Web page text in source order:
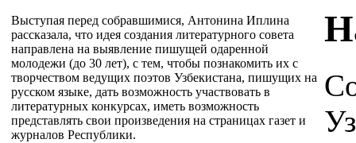
Выступая перед собравшимися, Антонина Иплина
рассказала, что идея создания литературного совета
направлена на выявление пишущей одаренной
молодежи (до 30 лет), с тем, чтобы познакомить их с
творчеством ведущих поэтов Узбекистана, пишущих на
русском языке, дать возможность участвовать в
литературных конкурсах, иметь возможность
представлять свои произведения на страницах газет и
журналов Республики.